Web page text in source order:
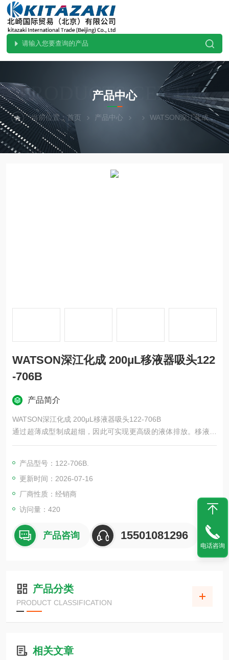
PRODUCTS CENTER
产品中心
当前位置：首页 产品中心 WATSON深江化成
WATSON深江化成 200μL移液器吸头122
-706B
产品简介
WATSON深江化成 200μL移液器吸头122-706B
通过超薄成型制成超细，因此可实现更高级的液体排放。移液器
喷嘴的总长度为 50 mm，不会接触 1.5 mL 微管的底部，因此没
产品型号：122-706B.
更新时间：2026-07-16
厂商性质：经销商
访问量：420
产品咨询 15501081296
产品分类
PRODUCT CLASSIFICATION
相关文章
电话咨询